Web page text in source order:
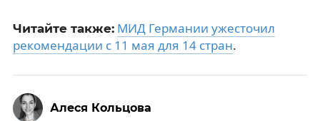
Читайте также: МИД Германии ужесточил
рекомендации с 11 мая для 14 стран.
Алеся Кольцова